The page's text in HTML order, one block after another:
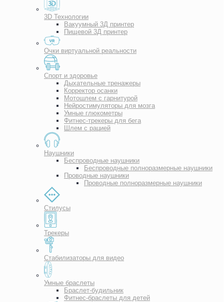
3D Технологии
Вакуумный 3Д принтер
Пищевой 3Д принтер
Очки виртуальной реальности
Спорт и здоровье
Дыхательные тренажеры
Корректор осанки
Мотошлем с гарнитурой
Нейростимуляторы для мозга
Умные глюкометры
Фитнес-трекеры для бега
Шлем с рацией
Наушники
Беспроводные наушники
Беспроводные полноразмерные наушники
Проводные наушники
Проводные полноразмерные наушники
Стилусы
Трекеры
Стабилизаторы для видео
Умные браслеты
Браслет-будильник
Фитнес-браслеты для детей